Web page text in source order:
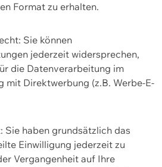
Format zu erhalten.
Sie können
jederzeit widersprechen,
die Datenverarbeitung im
mit Direktwerbung (z.B. Werbe-E-
Sie haben grundsätzlich das
Einwilligung jederzeit zu
Vergangenheit auf Ihre